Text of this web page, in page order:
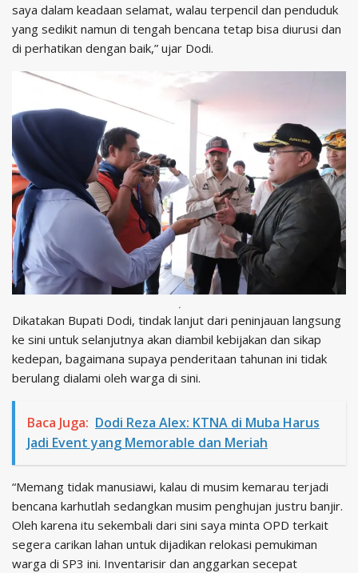
saya dalam keadaan selamat, walau terpencil dan penduduk
yang sedikit namun di tengah bencana tetap bisa diurusi dan
di perhatikan dengan baik,” ujar Dodi.
.
Dikatakan Bupati Dodi, tindak lanjut dari peninjauan langsung
ke sini untuk selanjutnya akan diambil kebijakan dan sikap
kedepan, bagaimana supaya penderitaan tahunan ini tidak
berulang dialami oleh warga di sini.
Baca Juga: Dodi Reza Alex: KTNA di Muba Harus
Jadi Event yang Memorable dan Meriah
“Memang tidak manusiawi, kalau di musim kemarau terjadi
bencana karhutlah sedangkan musim penghujan justru banjir.
Oleh karena itu sekembali dari sini saya minta OPD terkait
segera carikan lahan untuk dijadikan relokasi pemukiman
warga di SP3 ini. Inventarisir dan anggarkan secepat